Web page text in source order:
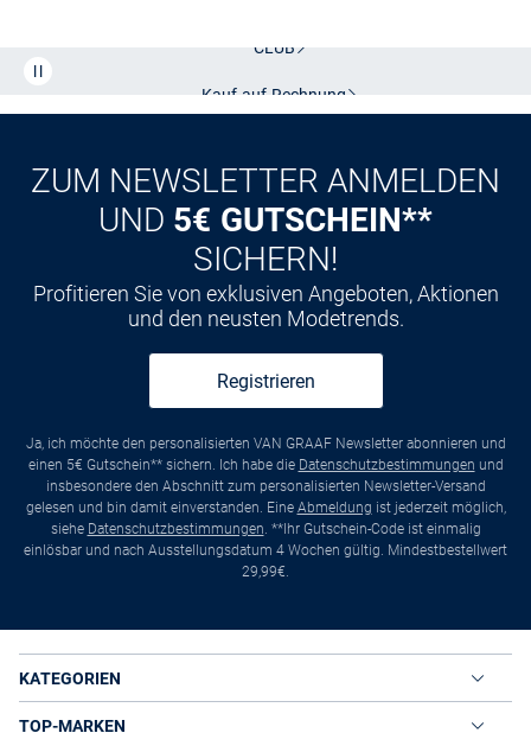
Kostenlose Lieferung und Retoure mit unserem Friends
CLUB
ZUM NEWSLETTER ANMELDEN
UND 5€ GUTSCHEIN**
SICHERN!
Profitieren Sie von exklusiven Angeboten, Aktionen
und den neusten Modetrends.
Registrieren
Ja, ich möchte den personalisierten VAN GRAAF Newsletter abonnieren und
einen 5€ Gutschein** sichern. Ich habe die Datenschutzbestimmungen und
insbesondere den Abschnitt zum personalisierten Newsletter-Versand
gelesen und bin damit einverstanden. Eine Abmeldung ist jederzeit möglich,
siehe Datenschutzbestimmungen. **Ihr Gutschein-Code ist einmalig
einlösbar und nach Ausstellungsdatum 4 Wochen gültig. Mindestbestellwert
29,99€.
KATEGORIEN
TOP-MARKEN